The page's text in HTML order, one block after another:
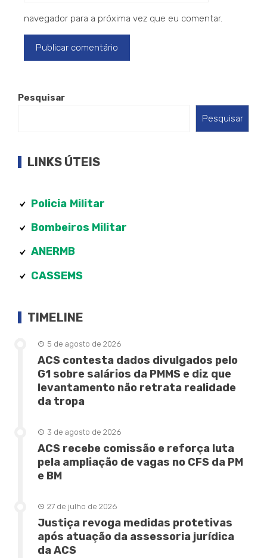
navegador para a próxima vez que eu comentar.
Pesquisar
Pesquisar
LINKS ÚTEIS
Policia Militar
Bombeiros Militar
ANERMB
CASSEMS
TIMELINE
5 de agosto de 2026
ACS contesta dados divulgados pelo
G1 sobre salários da PMMS e diz que
levantamento não retrata realidade
da tropa
3 de agosto de 2026
ACS recebe comissão e reforça luta
pela ampliação de vagas no CFS da PM
e BM
27 de julho de 2026
Justiça revoga medidas protetivas
após atuação da assessoria jurídica
da ACS